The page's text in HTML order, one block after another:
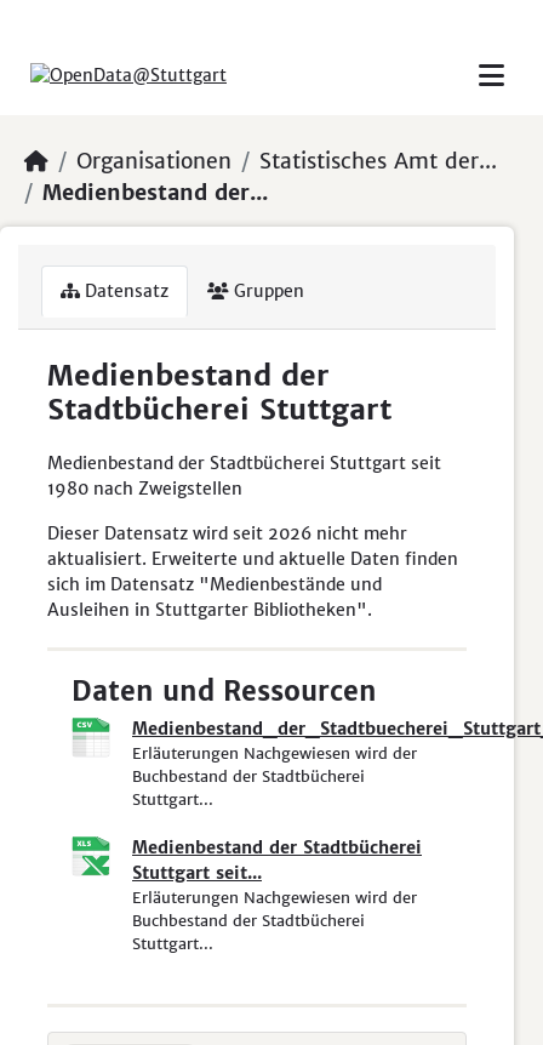
Organisationen
Statistisches Amt der...
Medienbestand der...
Datensatz Gruppen
Medienbestand der
Stadtbücherei Stuttgart
Medienbestand der Stadtbücherei Stuttgart seit
1980 nach Zweigstellen
Dieser Datensatz wird seit 2026 nicht mehr
aktualisiert. Erweiterte und aktuelle Daten finden
sich im Datensatz "Medienbestände und
Ausleihen in Stuttgarter Bibliotheken".
Daten und Ressourcen
Erläuterungen Nachgewiesen wird der
Buchbestand der Stadtbücherei
Stuttgart...
Medienbestand der Stadtbücherei
Stuttgart seit...
Erläuterungen Nachgewiesen wird der
Buchbestand der Stadtbücherei
Stuttgart...